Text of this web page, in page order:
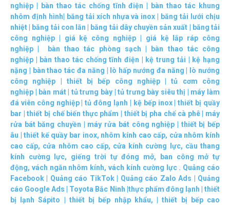
nghiệp
bàn thao tác chống tĩnh điện
bàn thao tác khung
nhôm định hình
băng tải xích nhựa và inox
băng tải lưới chịu
nhiệt
băng tải con lăn băng tải dây chuyền sản xuất
băng tải
công nghiệp| giá kệ công nghiệp
giá kệ lắp ráp công
nghiệp
bàn thao tác phòng sạch
bàn thao tác công
nghiệp
bàn thao tác chống tĩnh điện kệ trung tải
kệ hạng
nặng
bàn thao tác đa năng lò hấp nướng đa năng
lò nướng
công nghiệp
thiết bị bếp công nghiệp|tủ cơm công
nghiệp
bàn mát| tủ trưng bày|tủ trưng bày siêu thị
máy làm
đá viên công nghiệp|tủ đông lạnh kệ bếp inox|thiết bị quầy
bar |thiết bị chế biến thực phẩm thiết bị pha chế cà phê| máy
rửa bát băng chuyền
máy rửa bát công nghiệp
thiết bị bếp
âu |thiết kế quầy bar inox, nhôm kính cao cấp, cửa nhôm kính
cao cấp, cửa nhôm cao cấp, cửa kính cường lực, cầu thang
kính cường lực, giếng trời tự đóng mở,
ban công mở tự
động, vách ngăn nhôm kính,vách kính cường lực. Quảng cáo
Facebook
Quảng cáo TikTok| Quảng cáo Zalo Ads
Quảng
cáo Google Ads
Toyota Bắc Ninh | thực phẩm đông lạnh |thiết
bị lạnh Sápito
thiết bị bếp nhập khẩu, |thiết bị bếp cao